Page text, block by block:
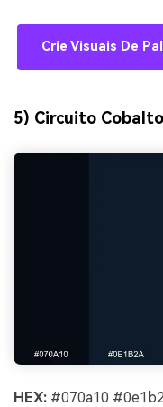
Crie Visuais De
5) Circuito Cobalto
HEX: #070a10